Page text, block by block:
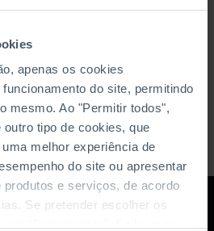
apenas os cookies
do site, permitindo
mesmo. Ao "Permitir todos",
tipo de cookies, que
melhor experiência de
do site ou apresentar
e serviços, de acordo
Se pretender escolher os